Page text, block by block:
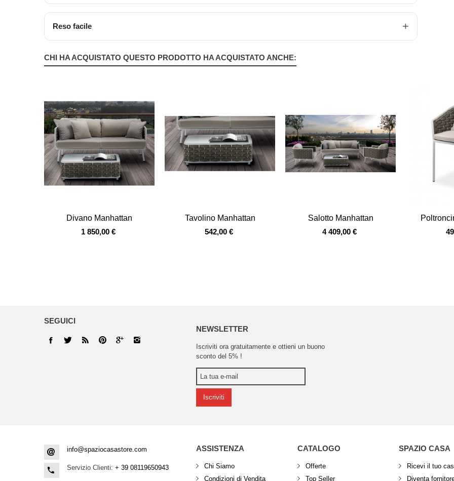
Reso facile
CHI HA ACQUISTATO QUESTO PRODOTTO HA ACQUISTATO ANCHE:
Vista veloce
Divano Manhattan
1 850,00 €
Vista veloce
Tavolino Manhattan
542,00 €
Vista veloce
Salotto Manhattan
4 409,00 €
Vista
SEGUICI
NEWSLETTER
Iscriviti ora gratuitamente e ottieni un buono
sconto del 5% !
Iscriviti
info@spaziocasastore.com
Servizio Clienti: + 39 08119650943
ASSISTENZA
Chi Siamo
Condizioni di Vendita
CATALOGO
Offerte
Top Seller
SPAZIO CASA
Ricevi il tuo
Diventa